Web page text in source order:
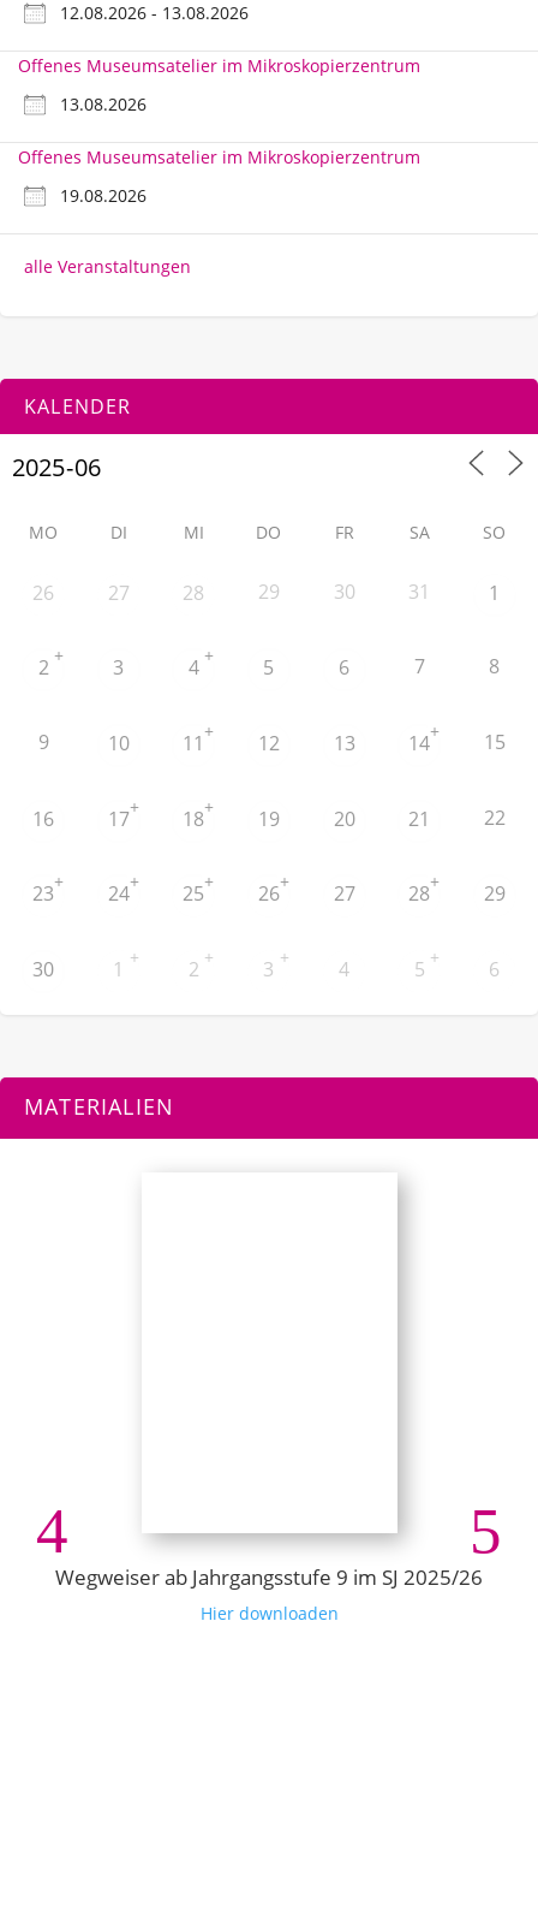
12.08.2026 - 13.08.2026
Offenes Museumsatelier im Mikroskopierzentrum
13.08.2026
Offenes Museumsatelier im Mikroskopierzentrum
19.08.2026
alle Veranstaltungen
KALENDER
MO DI MI DO FR SA SO
26 27 28 29 30 31 1
2 + 3 4 + 5 6 7 8
9 10 11+ 12 13 14+ 15
16 17+ 18+ 19 20 21 22
23+ 24+ 25+ 26+ 27 28+ 29
30 1 + 2 + 3 + 4 5 + 6
MATERIALIEN
Wegweiser ab Jahrgangsstufe 9 im SJ 2025/26
Hier downloaden